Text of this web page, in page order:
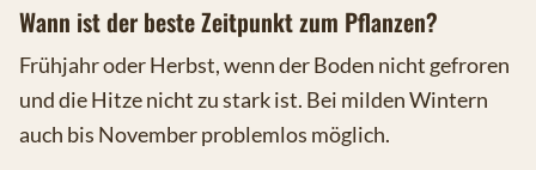
Wann ist der beste Zeitpunkt zum Pflanzen?
Frühjahr oder Herbst, wenn der Boden nicht gefroren
und die Hitze nicht zu stark ist. Bei milden Wintern
auch bis November problemlos möglich.